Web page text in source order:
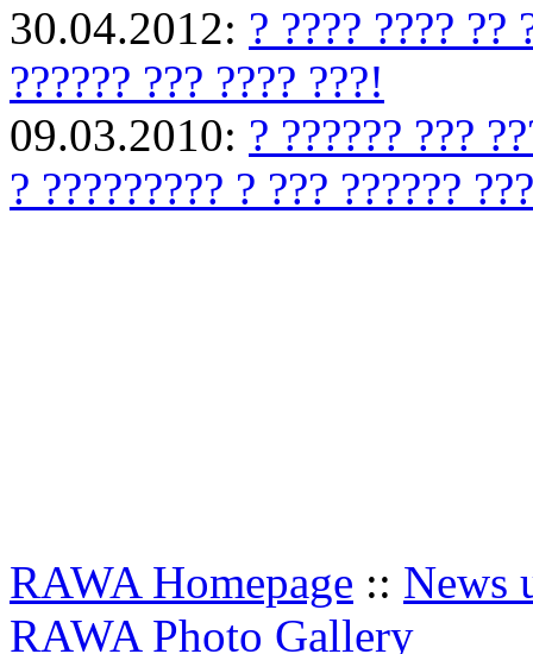
30.04.2012: ? ???? ???? ??
?????? ??? ???? ???!
09.03.2010: ? ?????? ???
? ????????? ? ??? ??????
RAWA Homepage :: News
RAWA Photo Gallery